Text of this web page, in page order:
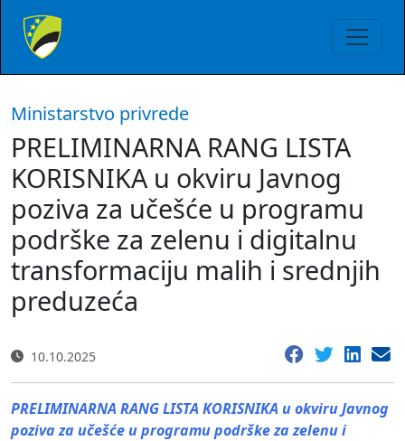
Ministarstvo privrede
PRELIMINARNA RANG LISTA
KORISNIKA u okviru Javnog
poziva za učešće u programu
podrške za zelenu i digitalnu
transformaciju malih i srednjih
preduzeća
10.10.2025
PRELIMINARNA RANG LISTA KORISNIKA u okviru Javnog
poziva za učešće u programu podrške za zelenu i